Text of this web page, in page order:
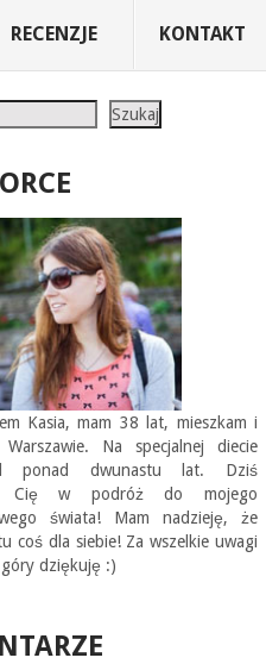
RECENZJE KONTAKT
Szukaj
Kasia, mam 38 lat, mieszkam i
Na specjalnej diecie
ponad dwunastu lat. Dziś
Cię w podróż do mojego
świata! Mam nadzieję, że
coś dla siebie! Za wszelkie uwagi
dziękuję :)